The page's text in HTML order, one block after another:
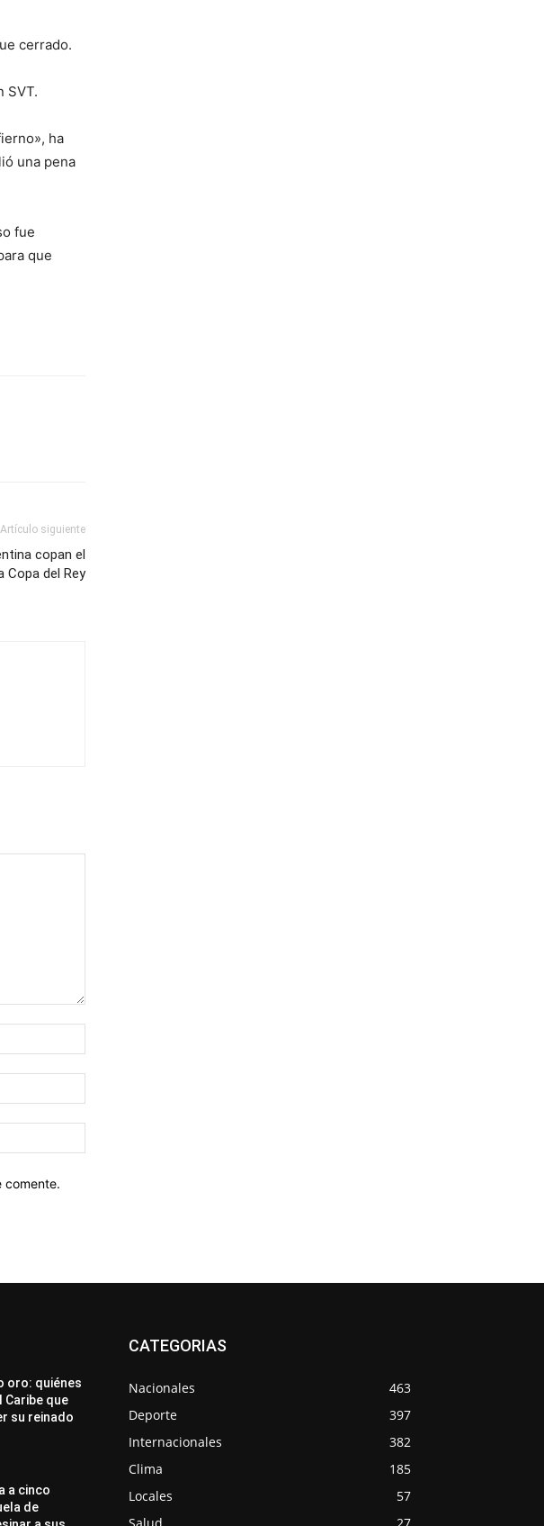
cerrado.
SVT.
ha
una pena
fue
que
Artículo siguiente
copan el
Copa del Rey
comente.
oro: quiénes
Caribe que
su reinado
a cinco
de
CATEGORIAS
Nacionales
463
Deporte
397
Internacionales
382
Clima
185
Locales
57
Salud
27